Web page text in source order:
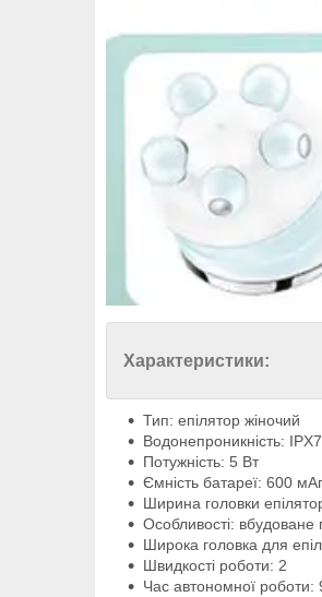
Характеристики:
Тип: епілятор жіночий
Водонепроникність: IPX7
Потужність: 5 Вт
Ємність батареї: 600 мАг
Ширина головки
Особливості: вбудоване
Широка головка для
Швидкості роботи: 2
Час автономної роботи: